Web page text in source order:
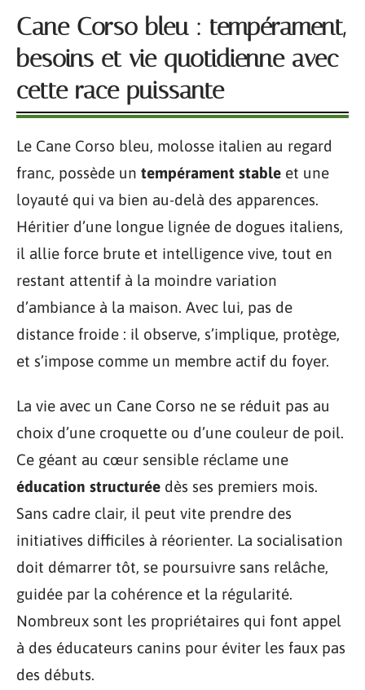
Cane Corso bleu : tempérament,
besoins et vie quotidienne avec
cette race puissante
Le Cane Corso bleu, molosse italien au regard
franc, possède un tempérament stable et une
loyauté qui va bien au-delà des apparences.
Héritier d’une longue lignée de dogues italiens,
il allie force brute et intelligence vive, tout en
restant attentif à la moindre variation
d’ambiance à la maison. Avec lui, pas de
distance froide : il observe, s’implique, protège,
et s’impose comme un membre actif du foyer.
La vie avec un Cane Corso ne se réduit pas au
choix d’une croquette ou d’une couleur de poil.
Ce géant au cœur sensible réclame une
éducation structurée dès ses premiers mois.
Sans cadre clair, il peut vite prendre des
initiatives difficiles à réorienter. La socialisation
doit démarrer tôt, se poursuivre sans relâche,
guidée par la cohérence et la régularité.
Nombreux sont les propriétaires qui font appel
à des éducateurs canins pour éviter les faux pas
des débuts.